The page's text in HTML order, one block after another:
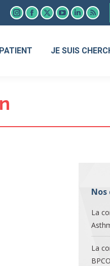
Instagram
opens
Facebook
opens
X
opens
YouTube
opens
LinkedIn
opens
RSS
JE SUIS
La
La
BPCO